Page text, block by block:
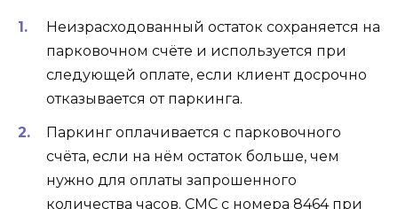
Неизрасходованный остаток сохраняется на
парковочном счёте и используется при
следующей оплате, если клиент досрочно
отказывается от паркинга.
Паркинг оплачивается с парковочного
счёта, если на нём остаток больше, чем
нужно для оплаты запрошенного
количества часов. СМС с номера 8464 при